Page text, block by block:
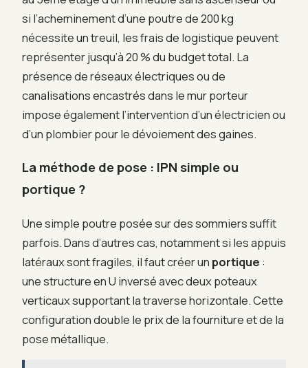
si l’acheminement d’une poutre de 200 kg
nécessite un treuil, les frais de logistique peuvent
représenter jusqu’à 20 % du budget total. La
présence de réseaux électriques ou de
canalisations encastrés dans le mur porteur
impose également l’intervention d’un électricien ou
d’un plombier pour le dévoiement des gaines.
La méthode de pose : IPN simple ou
portique ?
Une simple poutre posée sur des sommiers suffit
parfois. Dans d’autres cas, notamment si les appuis
latéraux sont fragiles, il faut créer un portique :
une structure en U inversé avec deux poteaux
verticaux supportant la traverse horizontale. Cette
configuration double le prix de la fourniture et de la
pose métallique.